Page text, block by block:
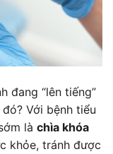
đang “lên tiếng”
Với bệnh tiểu
là chìa khóa
khỏe, tránh được